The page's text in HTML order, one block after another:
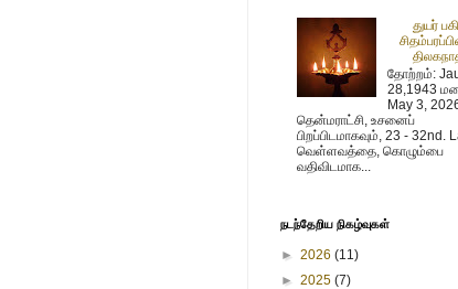
துயர்
தோற்றம்:
28,1943
May 3,
தென்மராட்சி, உசனைப்
பிறப்பிடமாகவும், 23 - 32nd.
வெள்ளவத்தை, கொழும்பை
வதிவிடமாக...
நடந்தேறிய நிகழ்வுகள்
► 2026 (11)
► 2025 (7)